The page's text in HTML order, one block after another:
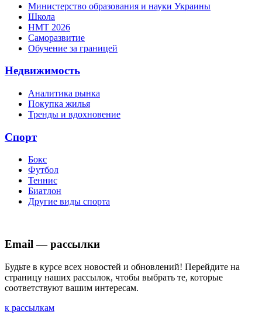
Министерство образования и науки Украины
Школа
НМТ 2026
Саморазвитие
Обучение за границей
Недвижимость
Аналитика рынка
Покупка жилья
Тренды и вдохновение
Спорт
Бокс
Футбол
Теннис
Биатлон
Другие виды спорта
Email — рассылки
Будьте в курсе всех новостей и обновлений! Перейдите на
страницу наших рассылок, чтобы выбрать те, которые
соответствуют вашим интересам.
к рассылкам